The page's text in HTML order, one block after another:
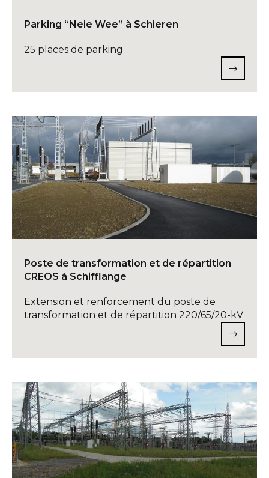
Parking “Neie Wee” à Schieren
25 places de parking
Poste de transformation et de répartition
CREOS à Schifflange
Extension et renforcement du poste de
transformation et de répartition 220/65/20-kV